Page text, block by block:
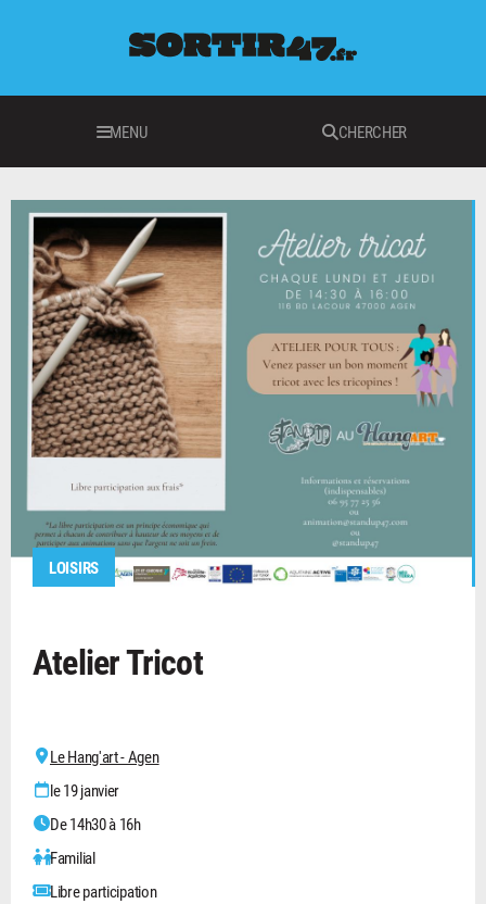
MENU CHERCHER
LOISIRS
Atelier Tricot
Le Hang'art - Agen
le 19 janvier
De 14h30 à 16h
Familial
Libre participation